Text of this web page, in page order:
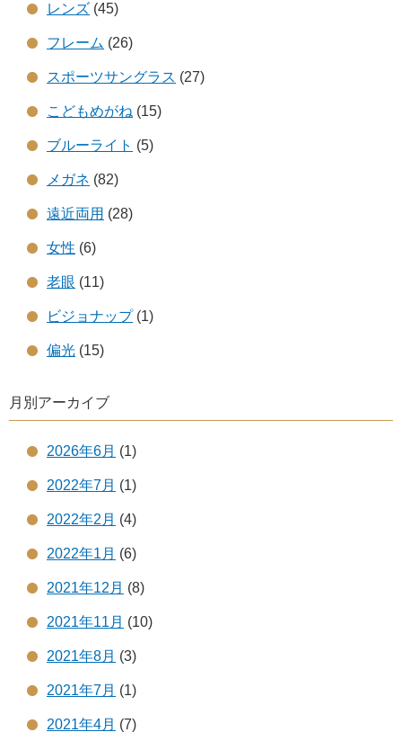
レンズ (45)
フレーム (26)
スポーツサングラス (27)
こどもめがね (15)
ブルーライト (5)
メガネ (82)
遠近両用 (28)
女性 (6)
老眼 (11)
ビジョナップ(1)
偏光 (15)
月別アーカイブ
2026年6月 (1)
2022年7月 (1)
2022年2月 (4)
2022年1月 (6)
2021年12月 (8)
2021年11月 (10)
2021年8月 (3)
2021年7月 (1)
2021年4月 (7)